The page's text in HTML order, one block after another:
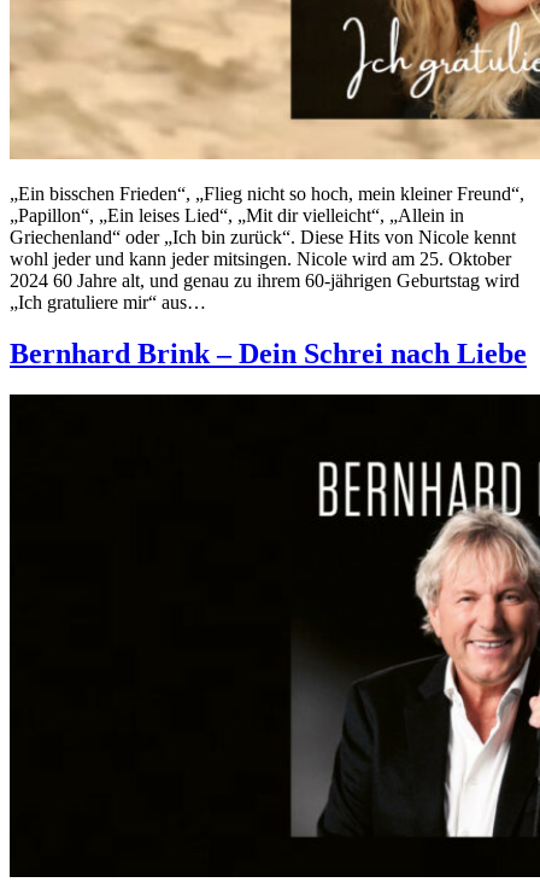
„Ein bisschen Frieden“, „Flieg nicht so hoch, mein kleiner Freund“,
„Papillon“, „Ein leises Lied“, „Mit dir vielleicht“, „Allein in
Griechenland“ oder „Ich bin zurück“. Diese Hits von Nicole kennt
wohl jeder und kann jeder mitsingen. Nicole wird am 25. Oktober
2024 60 Jahre alt, und genau zu ihrem 60-jährigen Geburtstag wird
„Ich gratuliere mir“ aus…
Bernhard Brink – Dein Schrei nach Liebe